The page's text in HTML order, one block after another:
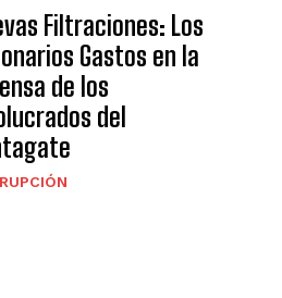
Filtraciones: Los
Gastos en la
de los
del